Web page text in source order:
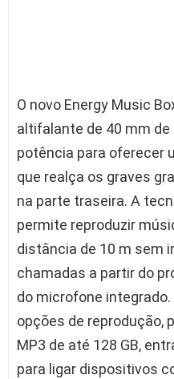
O novo Energy Music
altifalante de 40 mm
potência para oferecer
que realça os graves
na parte traseira. A
permite reproduzir
distância de 10 m sem
chamadas a partir do
do microfone
opções de reprodução,
MP3 de até 128 GB,
para ligar dispositivos